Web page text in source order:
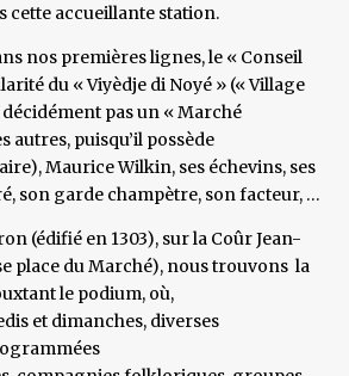
cette accueillante station.
nos premières lignes, le « Conseil
du « Viyèdje di Noyé » (« Village
décidément pas un « Marché
autres, puisqu’il possède
Maurice Wilkin, ses échevins, ses
son garde champètre, son facteur, …
(édifié en 1303), sur la Coûr Jean-
place du Marché), nous trouvons la
le podium, où,
et dimanches, diverses